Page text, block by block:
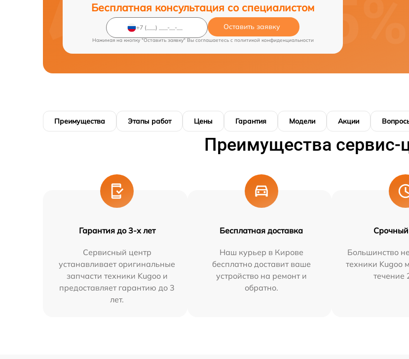
Бесплатная консультация со специалистом
Оставить заявку
Нажимая на кнопку "Оставить заявку" Вы соглашаетесь c политикой конфиденциальности
Преимущества Этапы работ Цены Гарантия Модели Акции
Преимущества сервис-
Гарантия до 3-х лет
Сервисный центр
устанавливает оригинальные
запчасти техники Kugoo и
предоставляет гарантию до 3
лет.
Бесплатная доставка
Наш курьер в Кирове
бесплатно доставит ваше
устройство на ремонт и
обратно.
Большинство
техники Kugoo
течение